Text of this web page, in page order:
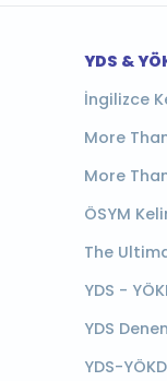
YDS &
İngilizce
More
More
ÖSYM
The
YDS -
YDS
YDS-